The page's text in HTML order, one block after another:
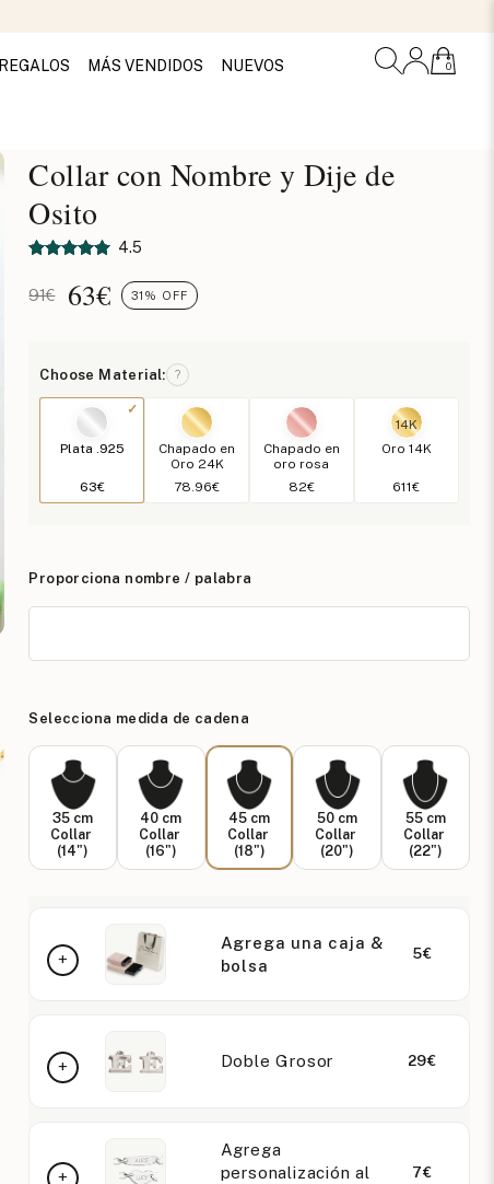
REGALOS MÁS VENDIDOS NUEVOS 0
Collar con Nombre y Dije de
Osito
4.5
91€ 63€ 31% OFF
Choose Material: ?
Plata .925
63€
Chapado en
Oro 24K
78.96€
Chapado en
oro rosa
82€
14K
Oro 14K
611€
Proporciona nombre / palabra
Selecciona medida de cadena
35 cm
Collar
(14")
40 cm
Collar
(16")
45 cm
Collar
(18")
50 cm
Collar
(20")
55 cm
Collar
(22")
Agrega una caja &
bolsa
5€
Doble Grosor 29€
Agrega
personalización al
7€